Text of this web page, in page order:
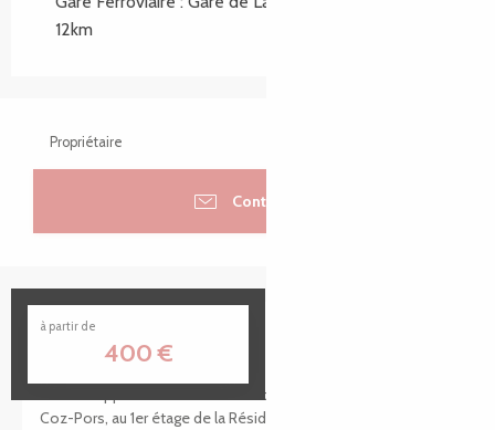
12km
Propriétaire
Contacter
à partir de
400€
Louis Hamon - Rouzic
Voici un appartement idéalement situé devant la plage du
Coz-Pors, au 1er étage de la Résidence d'Armor (ascenseur).